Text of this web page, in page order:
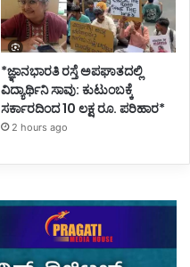
*ಜ್ಞಾನಭಾರತಿ ರಸ್ತೆ ಅಪಘಾತದಲ್ಲಿ
ವಿದ್ಯಾರ್ಥಿನಿ ಸಾವು: ಕುಟುಂಬಕ್ಕೆ
ಸರ್ಕಾರದಿಂದ 10 ಲಕ್ಷ ರೂ. ಪರಿಹಾರ*
2 hours ago